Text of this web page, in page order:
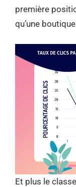
première
qu’une
Et plus le